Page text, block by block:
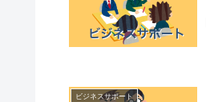
ビジネスサポート